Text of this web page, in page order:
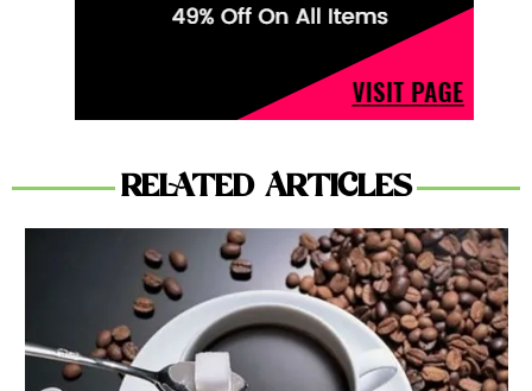
RELATED ARTICLES